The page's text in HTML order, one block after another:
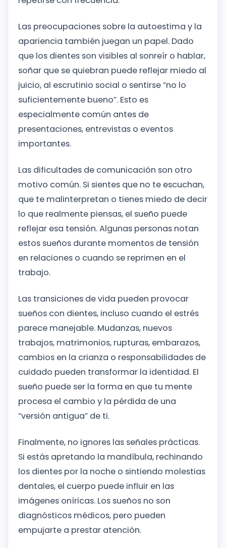
Las preocupaciones sobre la autoestima y la
apariencia también juegan un papel. Dado
que los dientes son visibles al sonreír o hablar,
soñar que se quiebran puede reflejar miedo al
juicio, al escrutinio social o sentirse “no lo
suficientemente bueno”. Esto es
especialmente común antes de
presentaciones, entrevistas o eventos
importantes.
Las dificultades de comunicación son otro
motivo común. Si sientes que no te escuchan,
que te malinterpretan o tienes miedo de decir
lo que realmente piensas, el sueño puede
reflejar esa tensión. Algunas personas notan
estos sueños durante momentos de tensión
en relaciones o cuando se reprimen en el
trabajo.
Las transiciones de vida pueden provocar
sueños con dientes, incluso cuando el estrés
parece manejable. Mudanzas, nuevos
trabajos, matrimonios, rupturas, embarazos,
cambios en la crianza o responsabilidades de
cuidado pueden transformar la identidad. El
sueño puede ser la forma en que tu mente
procesa el cambio y la pérdida de una
“versión antigua” de ti.
Finalmente, no ignores las señales prácticas.
Si estás apretando la mandíbula, rechinando
los dientes por la noche o sintiendo molestias
dentales, el cuerpo puede influir en las
imágenes oníricas. Los sueños no son
diagnósticos médicos, pero pueden
empujarte a prestar atención.